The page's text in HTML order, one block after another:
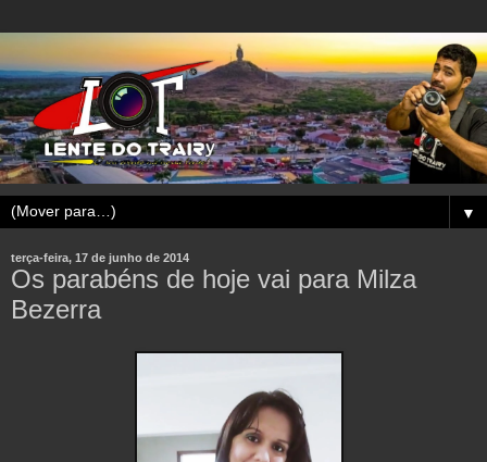
▼
terça-feira, 17 de junho de 2014
Os parabéns de hoje vai para Milza
Bezerra